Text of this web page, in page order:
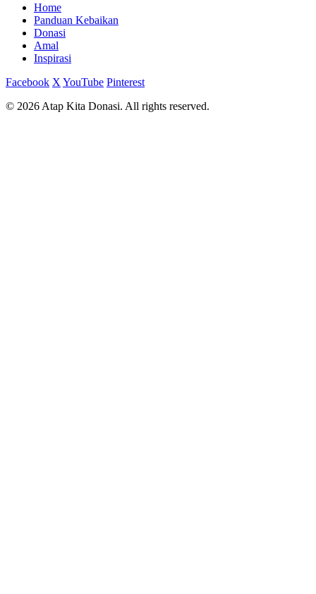
Home
Panduan Kebaikan
Donasi
Amal
Inspirasi
Facebook X YouTube Pinterest
© 2026 Atap Kita Donasi. All rights reserved.